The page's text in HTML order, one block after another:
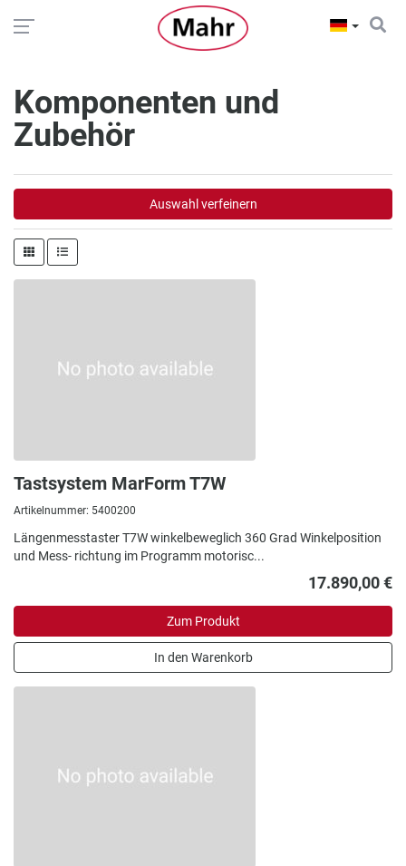
Komponenten und
Zubehör
Auswahl verfeinern
Tastsystem MarForm T7W
Artikelnummer: 5400200
Längenmesstaster T7W winkelbeweglich 360 Grad Winkelposition
und Mess- richtung im Programm motorisc...
17.890,00 €
Zum Produkt
In den Warenkorb